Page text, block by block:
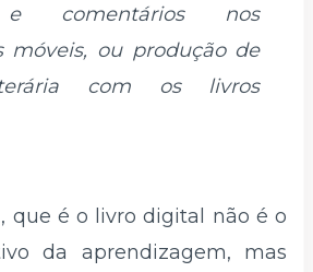
e comentários nos
móveis, ou produção de
com os livros
que é o livro digital não é o
da aprendizagem, mas